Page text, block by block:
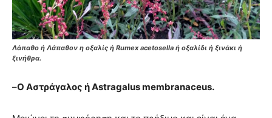
Λάπαθο ή Λάπαθον η οξαλίς ή Rumex acetosella ή οξαλίδι ή ξινάκι ή
ξινήθρα.
–Ο Αστράγαλος ή Astragalus membranaceus.